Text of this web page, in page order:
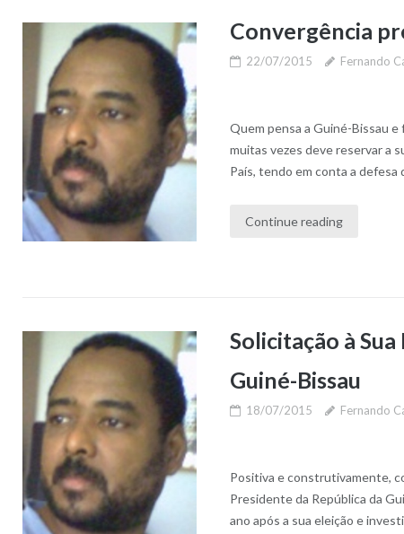
Convergência
22/07/2015 Fernando
Quem pensa a Guiné-Bissau e
muitas vezes deve reservar a
País, tendo em conta a defesa
Continue reading
Solicitação à
Guiné-Bissau
18/07/2015 Fernando
Positiva e construtivamente,
Presidente da República da
ano após a sua eleição e